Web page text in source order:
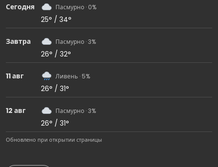
Сегодня Пасмурно · 0%
25° / 34°
Завтра Пасмурно · 3%
26° / 32°
11 авг Ливень · 5%
26° / 31°
12 авг Пасмурно · 3%
26° / 31°
Обновлено при открытии страницы